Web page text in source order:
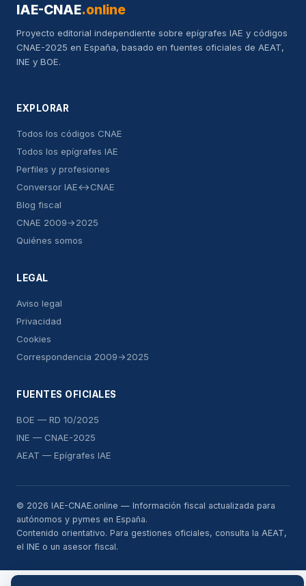
IAE-CNAE.online
Proyecto editorial independiente sobre epígrafes IAE y códigos
CNAE-2025 en España, basado en fuentes oficiales de AEAT,
INE y BOE.
EXPLORAR
Todos los códigos CNAE
Todos los epígrafes IAE
Perfiles y profesiones
Conversor IAE↔CNAE
Blog fiscal
CNAE 2009→2025
Quiénes somos
LEGAL
Aviso legal
Privacidad
Cookies
Correspondencia 2009→2025
FUENTES OFICIALES
BOE — RD 10/2025
INE — CNAE-2025
AEAT — Epígrafes IAE
© 2026 IAE-CNAE.online — Información fiscal actualizada para
autónomos y pymes en España.
Contenido orientativo. Para gestiones oficiales, consulta la AEAT,
el INE o un asesor fiscal.